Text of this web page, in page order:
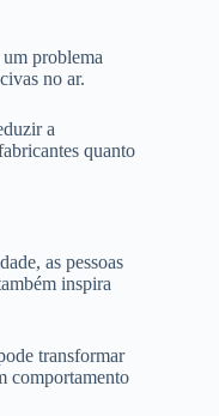
problema
no ar.
a
quanto
as pessoas
inspira
transformar
comportamento